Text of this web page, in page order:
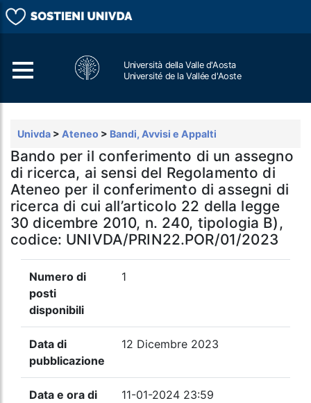
Università della Valle d'Aosta
Université de la Vallée d'Aoste
Univda > Ateneo > Bandi, Avvisi e Appalti
Bando per il conferimento di un assegno
di ricerca, ai sensi del Regolamento di
Ateneo per il conferimento di assegni di
ricerca di cui all’articolo 22 della legge
30 dicembre 2010, n. 240, tipologia B),
codice: UNIVDA/PRIN22.POR/01/2023
Numero di
posti
disponibili
1
Data di
pubblicazione
12 Dicembre 2023
Data e ora di
11-01-2024 23:59